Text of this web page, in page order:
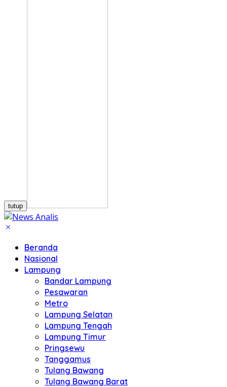
tutup
Beranda
Nasional
Lampung
Bandar Lampung
Pesawaran
Metro
Lampung Selatan
Lampung Tengah
Lampung Timur
Pringsewu
Tanggamus
Tulang Bawang
Tulang Bawang Barat